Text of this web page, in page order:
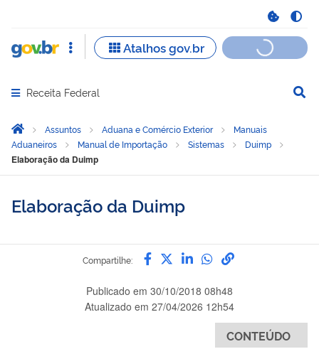
Abrir menu principal de navegação
Receita Federal
Você está aqui:
Página Inicial
Assuntos Aduana e Comércio Exterior
Manuais
Aduaneiros
Manual de Importação Sistemas Duimp
Elaboração da Duimp
Elaboração da Duimp
Compartilhe: Compartilhe por Facebook
Compartilhe por Twitter
Compartilhe por
Compartilhe por
link para
Publicado em 30/10/2018 08h48
Atualizado em 27/04/2026 12h54
CONTEÚDO